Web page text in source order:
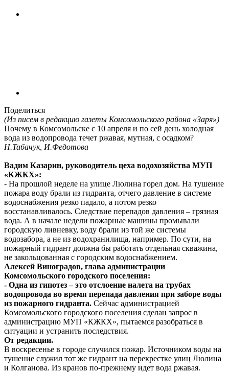
Поделиться
(Из писем в редакцию газеты Комсомольского района «Заря»)
Почему в Комсомольске с 10 апреля и по сей день холодная
вода из водопровода течет ржавая, мутная, с осадком?
Н.Табачук, И.Федотова
Вадим Казарин, руководитель цеха водохозяйства МУП
«КЖКХ»:
- На прошлой неделе на улице Люлина горел дом. На тушение
пожара воду брали из гидранта, отчего давление в системе
водоснабжения резко падало, а потом резко
восстанавливалось. Следствие перепадов давления – грязная
вода. А в начале недели пожарные машины промывали
городскую ливневку, воду брали из той же системы
водозабора, а не из водохранилища, например. По сути, на
пожарный гидрант должна бы работать отдельная скважина,
не закольцованная с городским водоснабжением.
Алексей Виноградов, глава администрации
Комсомольского городского поселения:
- Одна из гипотез – это отслоение налета на трубах
водопровода во время перепада давления при заборе воды
из пожарного гидранта. Сейчас администрацией
Комсомольского городского поселения сделан запрос в
администрацию МУП «КЖКХ», пытаемся разобраться в
ситуации и устранить последствия.
От редакции.
В воскресенье в городе случился пожар. Источником воды на
тушение служил тот же гидрант на перекрестке улиц Люлина
и Колганова. Из кранов по-прежнему идет вода ржавая.